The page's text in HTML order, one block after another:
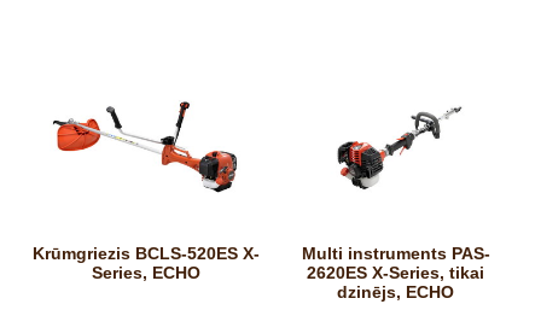
Krūmgriezis BCLS-520ES X-
Series, ECHO
Multi instruments PAS-
2620ES X-Series, tikai
dzinējs, ECHO